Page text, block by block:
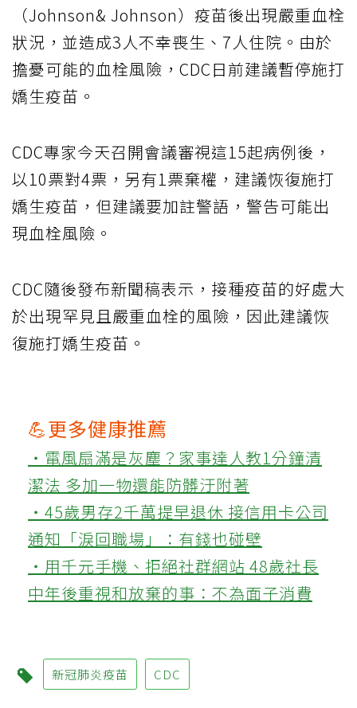
（Johnson& Johnson）疫苗後出現嚴重血栓
狀況，並造成3人不幸喪生、7人住院。由於
擔憂可能的血栓風險，CDC日前建議暫停施打
嬌生疫苗。
CDC專家今天召開會議審視這15起病例後，
以10票對4票，另有1票棄權，建議恢復施打
嬌生疫苗，但建議要加註警語，警告可能出
現血栓風險。
CDC隨後發布新聞稿表示，接種疫苗的好處大
於出現罕見且嚴重血栓的風險，因此建議恢
復施打嬌生疫苗。
💪更多健康推薦
‧電風扇滿是灰塵？家事達人教1分鐘清
潔法 多加一物還能防髒汙附著
‧45歲男存2千萬提早退休 接信用卡公司
通知「淚回職場」：有錢也碰壁
‧用千元手機、拒絕社群網站 48歲社長
中年後重視和放棄的事：不為面子消費
新冠肺炎疫苗 CDC